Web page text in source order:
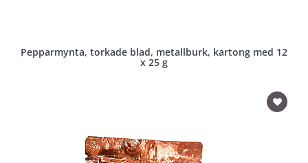
Pepparmynta, torkade blad, metallburk, kartong med 12
x 25 g